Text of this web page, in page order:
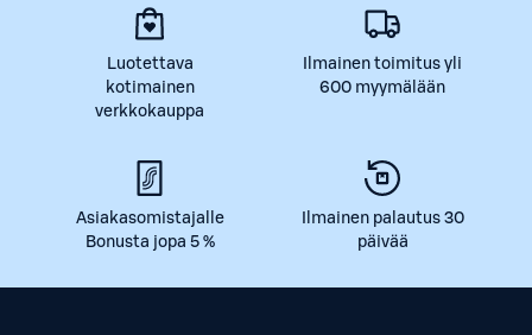
Luotettava
kotimainen
verkkokauppa
Ilmainen toimitus yli
600 myymälään
Asiakasomistajalle
Bonusta jopa 5 %
Ilmainen palautus 30
päivää